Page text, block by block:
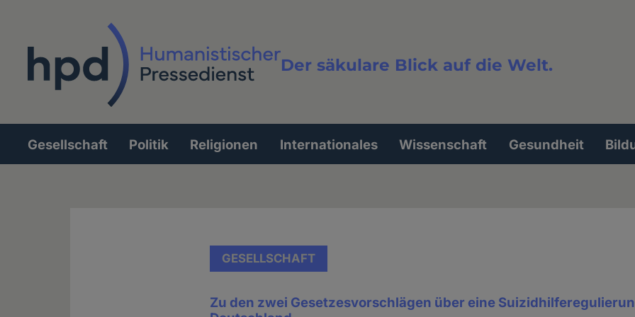
Der säkulare Blick auf die Welt.
Volltextsuche
Hauptnavigation
Gesellschaft Politik Religionen Internationales Wissenschaft Gesundheit
GESELLSCHAFT
Zu den zwei Gesetzesvorschlägen über eine